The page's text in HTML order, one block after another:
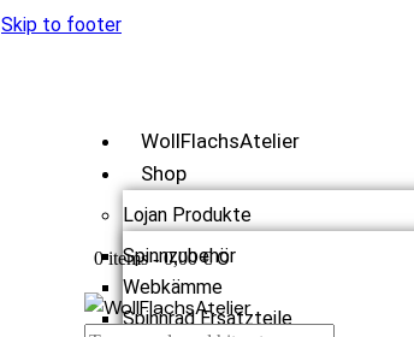
Skip to footer
WollFlachsAtelier
Shop
Lojan Produkte
Spinnzubehör
Webkämme
Spinnrad Ersatzteile
0 items - 0,00 € 0